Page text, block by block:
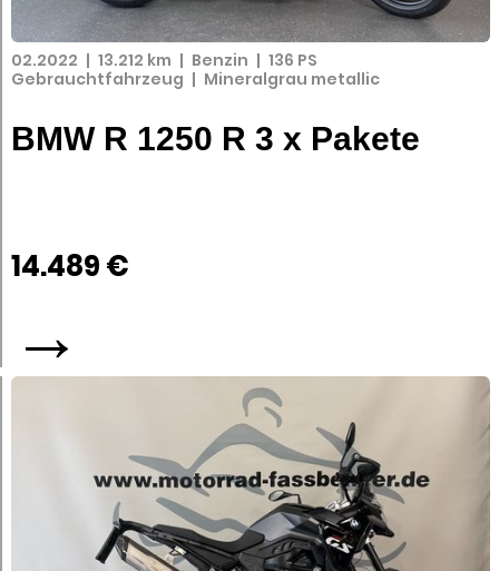
02.2022 | 13.212 km | Benzin | 136 PS
Gebrauchtfahrzeug | Mineralgrau metallic
BMW R 1250 R 3 x Pakete
14.489 €
→